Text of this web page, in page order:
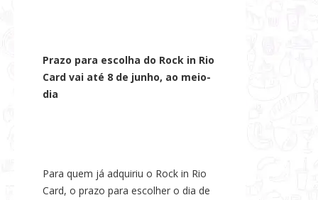
Prazo para escolha do Rock in Rio
Card vai até 8 de junho, ao meio-
dia
Para quem já adquiriu o Rock in Rio
Card, o prazo para escolher o dia de